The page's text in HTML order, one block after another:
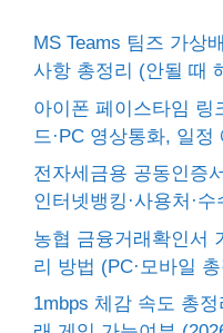
MS Teams 팀즈 가상
사항 총정리 (안될 때
아이폰 페이스타임 링
드·PC 영상통화, 일정
전자세금용 공동인증
인터넷뱅킹·사용처·
농협 금융거래확인서
리 방법 (PC·모바일
1mbps 체감 속도 총